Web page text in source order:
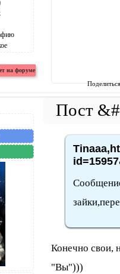
Конечно свои,
"Вы")))